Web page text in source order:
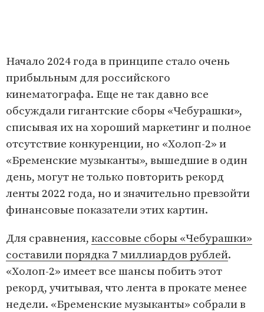
Начало 2024 года в принципе стало очень
прибыльным для российского
кинематографа. Еще не так давно все
обсуждали гигантские сборы «Чебурашки»,
списывая их на хороший маркетинг и полное
отсутствие конкуренции, но «Холоп-2» и
«Бременские музыканты», вышедшие в один
день, могут не только повторить рекорд
ленты 2022 года, но и значительно превзойти
финансовые показатели этих картин.
Для сравнения, кассовые сборы «Чебурашки»
составили порядка 7 миллиардов рублей.
«Холоп-2» имеет все шансы побить этот
рекорд, учитывая, что лента в прокате менее
недели. «Бременские музыканты» собрали в